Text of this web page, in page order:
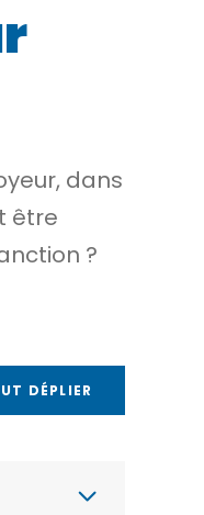
dans
être
?
DÉPLIER